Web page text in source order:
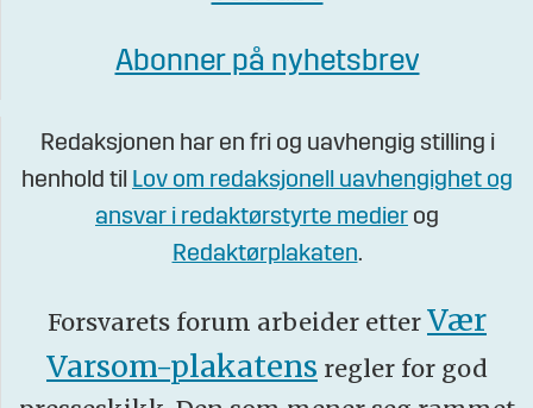
Abonner på nyhetsbrev
Redaksjonen har en fri og uavhengig stilling i
henhold til Lov om redaksjonell uavhengighet og
ansvar i redaktørstyrte medier og
Redaktørplakaten.
Forsvarets forum arbeider etter Vær
Varsom-plakatens regler for god